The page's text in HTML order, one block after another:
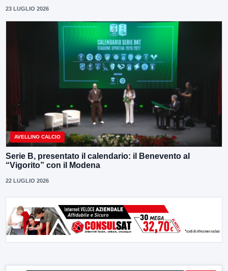
23 LUGLIO 2026
AVELLINO CALCIO
Serie B, presentato il calendario: il Benevento al
“Vigorito” con il Modena
22 LUGLIO 2026